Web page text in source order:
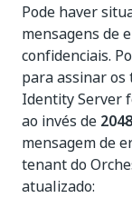
Pode haver
mensagens de
confidenciais.
para assinar os
Identity Server
ao invés de
mensagem de
tenant do
atualizado: